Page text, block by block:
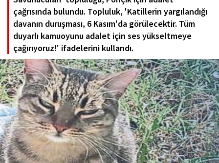
çağrısında bulundu. Topluluk, 'Katillerin yargılandığı
davanın duruşması, 6 Kasım'da görülecektir. Tüm
duyarlı kamuoyunu adalet için ses yükseltmeye
çağırıyoruz!' ifadelerini kullandı.